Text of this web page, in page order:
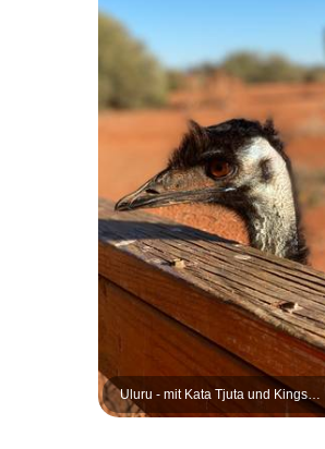
Uluru - mit Kata Tjuta und Kings
Canyon - Öko - Zelt (von Yulara